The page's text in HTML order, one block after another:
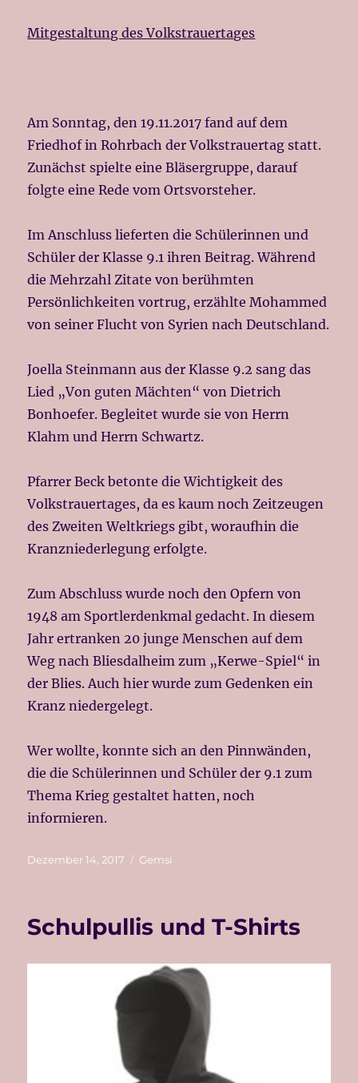
Mitgestaltung des Volkstrauertages
Am Sonntag, den 19.11.2017 fand auf dem
Friedhof in Rohrbach der Volkstrauertag statt.
Zunächst spielte eine Bläsergruppe, darauf
folgte eine Rede vom Ortsvorsteher.
Im Anschluss lieferten die Schülerinnen und
Schüler der Klasse 9.1 ihren Beitrag. Während
die Mehrzahl Zitate von berühmten
Persönlichkeiten vortrug, erzählte Mohammed
von seiner Flucht von Syrien nach Deutschland.
Joella Steinmann aus der Klasse 9.2 sang das
Lied „Von guten Mächten“ von Dietrich
Bonhoefer. Begleitet wurde sie von Herrn
Klahm und Herrn Schwartz.
Pfarrer Beck betonte die Wichtigkeit des
Volkstrauertages, da es kaum noch Zeitzeugen
des Zweiten Weltkriegs gibt, woraufhin die
Kranzniederlegung erfolgte.
Zum Abschluss wurde noch den Opfern von
1948 am Sportlerdenkmal gedacht. In diesem
Jahr ertranken 20 junge Menschen auf dem
Weg nach Bliesdalheim zum „Kerwe-Spiel“ in
der Blies. Auch hier wurde zum Gedenken ein
Kranz niedergelegt.
Wer wollte, konnte sich an den Pinnwänden,
die die Schülerinnen und Schüler der 9.1 zum
Thema Krieg gestaltet hatten, noch
informieren.
Veröffentlicht
Dezember 14, 2017 Kategorien
Gemsi
Schulpullis und T-Shirts